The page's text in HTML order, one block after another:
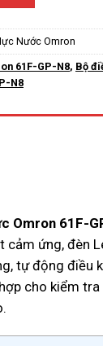
Nước Omron
61F-GP-N8, Bộ
N8
Omron 61F-
cảm ứng, đèn
tự động điều
cho kiểm